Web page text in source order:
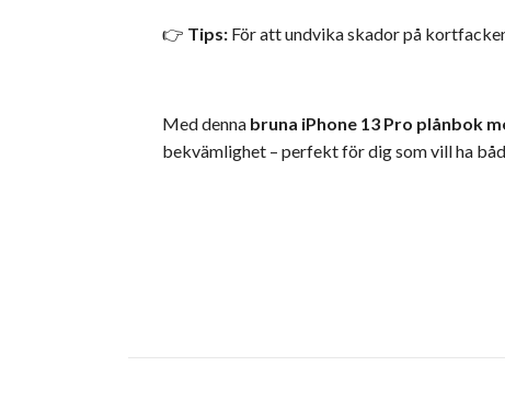
👉 Tips: För att undvika skador på
Med denna bruna iPhone 13 Pro plånbok
bekvämlighet – perfekt för dig som vill ha